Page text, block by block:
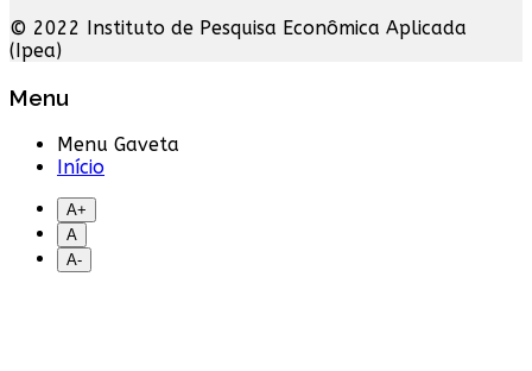
© 2022 Instituto de Pesquisa Econômica Aplicada
(Ipea)
Menu
Menu Gaveta
Início
A+
A
A-